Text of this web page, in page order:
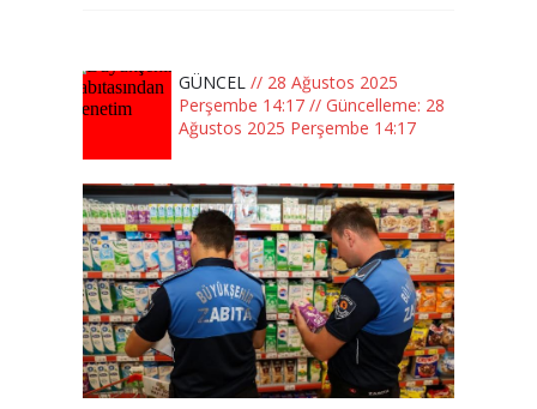
GÜNCEL // 28 Ağustos 2025
Perşembe 14:17 // Güncelleme: 28
Ağustos 2025 Perşembe 14:17